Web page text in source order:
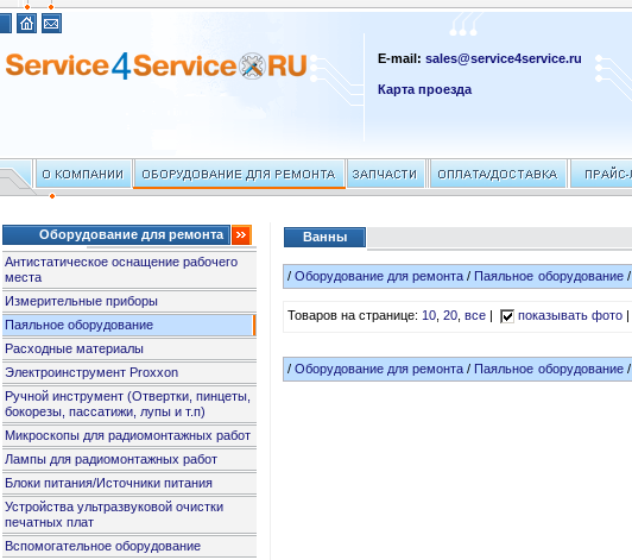
E-mail:sales@service4service.ru
Карта проезда
Оборудование для ремонта
Антистатическое оснащение рабочего
места
Измерительные приборы
Паяльное оборудование
Расходные материалы
Электроинструмент Proxxon
Ручной инструмент (Отвертки, пинцеты,
бокорезы, пассатижи, лупы и т.п)
Микроскопы для радиомонтажных работ
Лампы для радиомонтажных работ
Блоки питания/Источники питания
Устройства ультразвуковой очистки
печатных плат
Вспомогательное оборудование
Ванны
/Оборудование для ремонта /Паяльное оборудование/
Товаров на странице:10,20,все показывать фото|
/Оборудование для ремонта /Паяльное оборудование/